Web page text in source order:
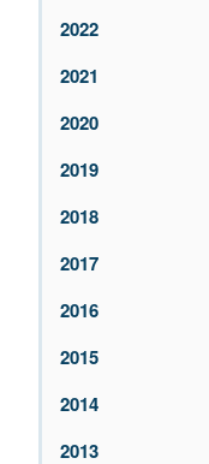
2022
2021
2020
2019
2018
2017
2016
2015
2014
2013